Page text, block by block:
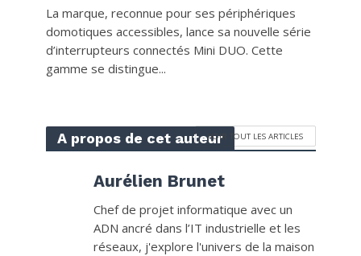
La marque, reconnue pour ses périphériques
domotiques accessibles, lance sa nouvelle série
d’interrupteurs connectés Mini DUO. Cette
gamme se distingue...
A propos de cet auteurVOIR TOUT LES ARTICLES
Aurélien Brunet
Chef de projet informatique avec un
ADN ancré dans l’IT industrielle et les
réseaux, j'explore l'univers de la maison